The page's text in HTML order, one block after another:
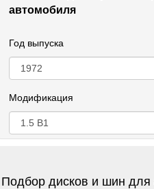
автомобиля
Год выпуска
Модификация
Подбор дисков и шин для